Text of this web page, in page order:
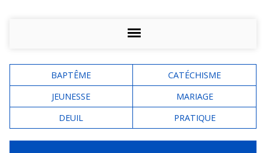
BAPTÊME
CATÉCHISME
JEUNESSE
MARIAGE
DEUIL
PRATIQUE